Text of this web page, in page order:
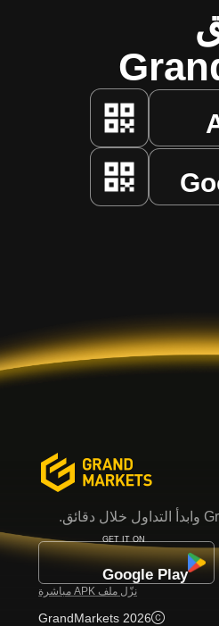
GET IT ON
Google Play
نزّل ملف APK مباشرة
2026 GrandMarkets